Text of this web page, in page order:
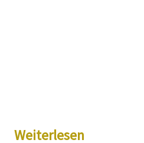
Weiterlesen